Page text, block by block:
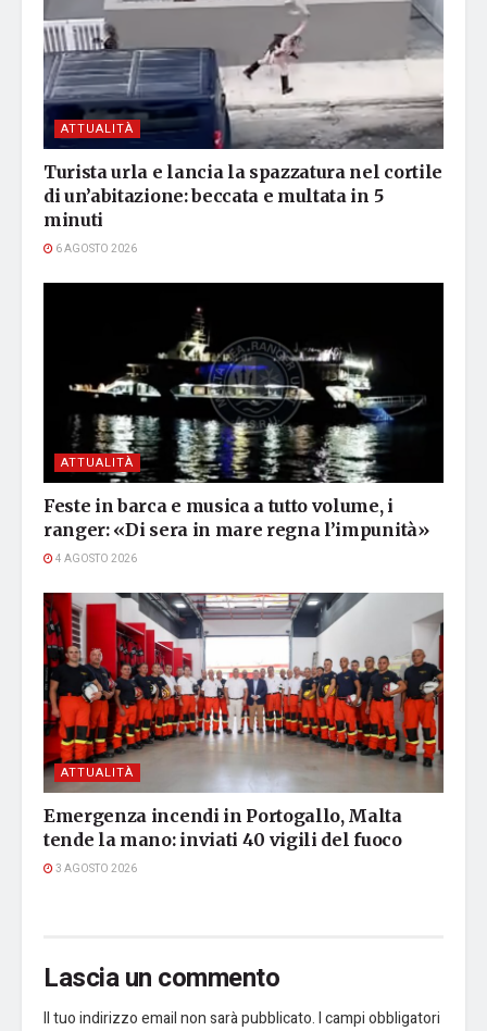
ATTUALITÀ
Turista urla e lancia la spazzatura nel cortile
di un’abitazione: beccata e multata in 5
minuti
6 AGOSTO 2026
ATTUALITÀ
Feste in barca e musica a tutto volume, i
ranger: «Di sera in mare regna l’impunità»
4 AGOSTO 2026
ATTUALITÀ
Emergenza incendi in Portogallo, Malta
tende la mano: inviati 40 vigili del fuoco
3 AGOSTO 2026
Lascia un commento
Il tuo indirizzo email non sarà pubblicato.I campi obbligatori